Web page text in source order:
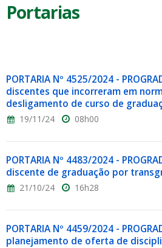
Portarias
PORTARIA Nº 4525/2024 -
discentes que incorreram em
desligamento de curso de
19/11/24 08h00
PORTARIA Nº 4483/2024 -
discente de graduação por
21/10/24 16h28
PORTARIA Nº 4459/2024 -
planejamento de oferta de